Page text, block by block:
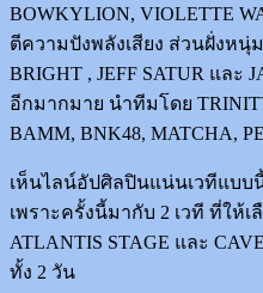
BOWKYLION, VIOLETTE
ตีความปังพลังเสียง ส่วนฝั่งห
BRIGHT , JEFF SATUR และ
อีกมากมาย นำทีมโดย
BAMM, BNK48, MATCHA,
เห็นไลน์อัปศิลปินแน่นเวทีแบบ
เพราะครั้งนี้มากับ 2 เวที ที่ให้
ATLANTIS STAGE และ
ทั้ง 2 วัน